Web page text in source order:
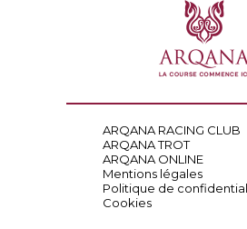
ARQANA RACING CLUB
ARQANA TROT
ARQANA ONLINE
Mentions légales
Politique de
Cookies